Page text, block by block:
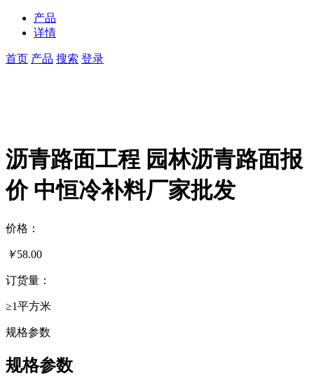
产品
详情
首页 产品 搜索 登录
沥青路面工程 园林沥青路面报
价 中恒冷补料厂家批发
价格：
￥58.00
订货量：
≥1平方米
规格参数
规格参数